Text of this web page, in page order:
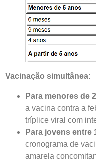
Vacinação simultânea:
Para menores de
a vacina contra a
tríplice viral com
Para jovens entre
cronograma de
amarela